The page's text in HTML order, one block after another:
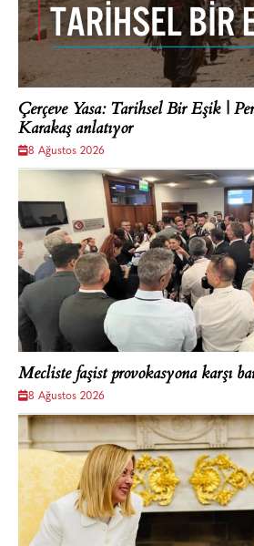
Çerçeve Yasa: Tarihsel Bir Eşik |
Karakaş anlatıyor
8 Ağustos 2026
Mecliste faşist provokasyona karşı
8 Ağustos 2026